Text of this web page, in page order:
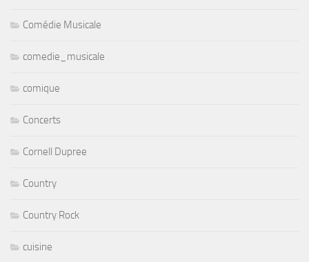
Comédie Musicale
comedie_musicale
comique
Concerts
Cornell Dupree
Country
Country Rock
cuisine